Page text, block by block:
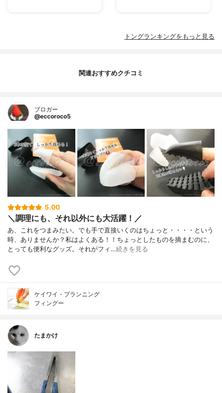
トングランキングをもっと見る
関連おすすめクチコミ
ブロガー
@eccoroco5
5.00
＼調理にも、それ以外にも大活躍！／
あ、これをつまみたい。でも手で直接いくのはちょっと・・・・という
時、ありませんか？私はよくある！！ちょっとしたものを摘まむのに、
とっても便利なグッズ。それがフィ…続きを見る
ケイワイ・プランニング
フィングー
たまかけ